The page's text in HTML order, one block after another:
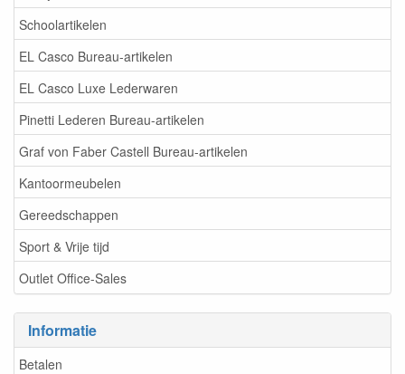
Schoolartikelen
EL Casco Bureau-artikelen
EL Casco Luxe Lederwaren
Pinetti Lederen Bureau-artikelen
Graf von Faber Castell Bureau-artikelen
Kantoormeubelen
Gereedschappen
Sport & Vrije tijd
Outlet Office-Sales
Informatie
Betalen